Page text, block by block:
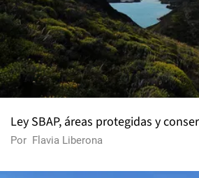
Ley SBAP, áreas protegidas y
Por Flavia Liberona